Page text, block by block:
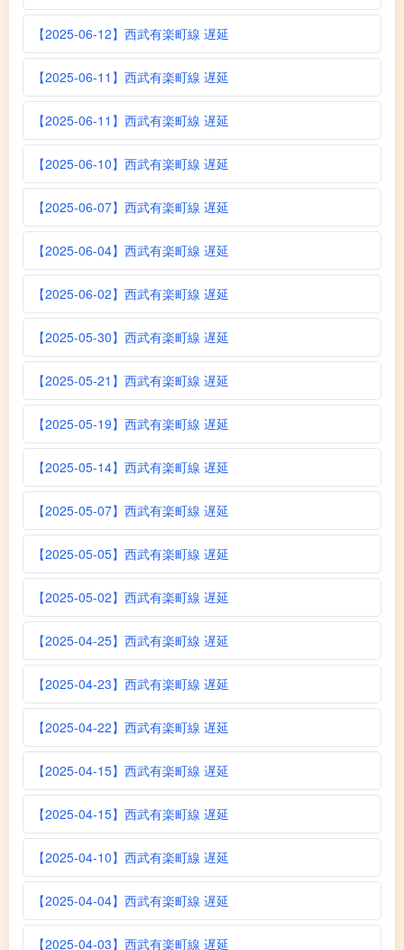
【2025-06-12】西武有楽町線 遅延
【2025-06-11】西武有楽町線 遅延
【2025-06-11】西武有楽町線 遅延
【2025-06-10】西武有楽町線 遅延
【2025-06-07】西武有楽町線 遅延
【2025-06-04】西武有楽町線 遅延
【2025-06-02】西武有楽町線 遅延
【2025-05-30】西武有楽町線 遅延
【2025-05-21】西武有楽町線 遅延
【2025-05-19】西武有楽町線 遅延
【2025-05-14】西武有楽町線 遅延
【2025-05-07】西武有楽町線 遅延
【2025-05-05】西武有楽町線 遅延
【2025-05-02】西武有楽町線 遅延
【2025-04-25】西武有楽町線 遅延
【2025-04-23】西武有楽町線 遅延
【2025-04-22】西武有楽町線 遅延
【2025-04-15】西武有楽町線 遅延
【2025-04-15】西武有楽町線 遅延
【2025-04-10】西武有楽町線 遅延
【2025-04-04】西武有楽町線 遅延
【2025-04-03】西武有楽町線 遅延